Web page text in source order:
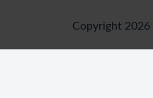
Copyright 2026